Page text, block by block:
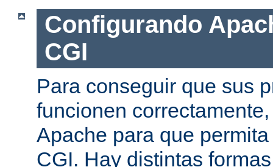
Configurando
CGI
Para conseguir que sus
funcionen
Apache para que
CGI. Hay distintas